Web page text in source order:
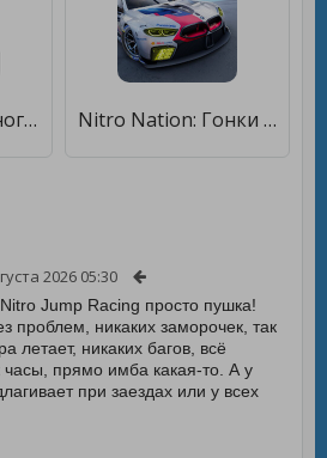
Asphalt Nitro [Много денег] Nitro Nation: Гонки на машинах [Много денег]
2026 05:30
Jump Racing просто пушка!
проблем, никаких заморочек, так
летает, никаких багов, всё
часы, прямо имба какая-то. А у
при заездах или у всех